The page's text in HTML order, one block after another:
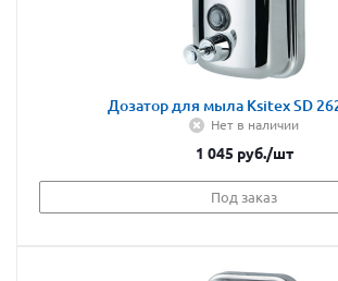
Дозатор для мыла Ksitex SD
Нет в наличии
1 045 руб./шт
Под заказ